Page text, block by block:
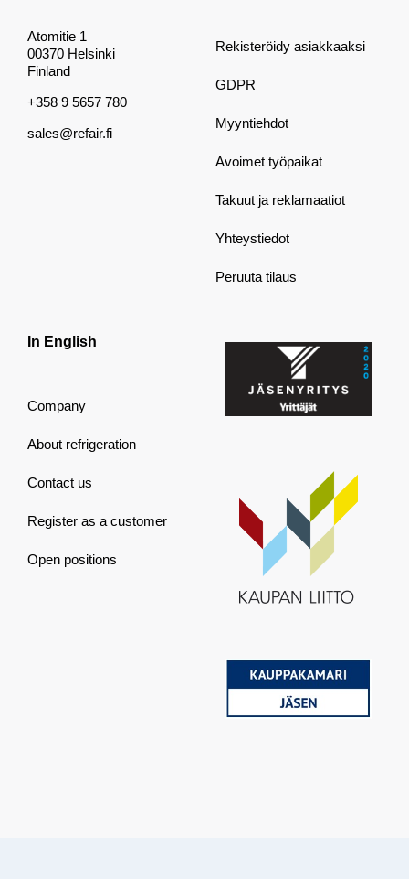
Atomitie 1
00370 Helsinki
Finland
+358 9 5657 780
sales@refair.fi
Rekisteröidy asiakkaaksi
GDPR
Myyntiehdot
Avoimet työpaikat
Takuut ja reklamaatiot
Yhteystiedot
Peruuta tilaus
In English
Company
About refrigeration
Contact us
Register as a customer
Open positions